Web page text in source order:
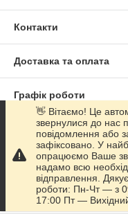
Контакти
Доставка та оплата
Графік роботи
Повна версія сайту
Сайт створено на
Політика
👋 Вітаємо! Це
звернулися до нас
повідомлення або
зафіксовано. У
опрацюємо Ваше
надамо всю
відправлення.
роботи: Пн-Чт — з
17:00 Пт —